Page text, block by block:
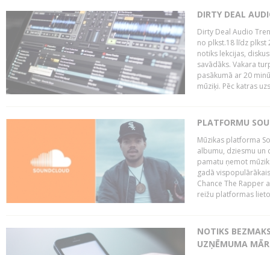
DIRTY DEAL
Dirty Deal Audio
no plkst.18 līdz plkst
notiks lekcijas,
savādāks. Vakara
pasākumā ar 20
mūziķi. Pēc katras
PLATFORMU
Mūzikas platforma
albumu, dziesmu un
pamatu ņemot
gadā
Chance The Rapper
reižu platformas
NOTIKS
UZŅĒMUMA